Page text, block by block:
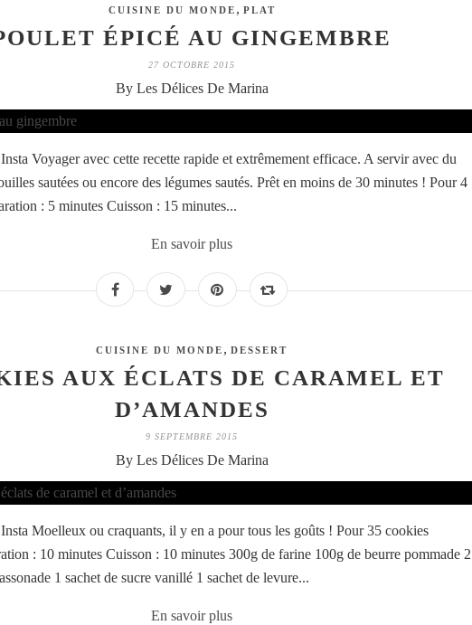
CUISINE DU MONDE , PLAT
ÉPICÉ AU GINGEMBRE
27 OCTOBRE 2015
By Les Délices De Marina
Voyager avec cette recette rapide et extrêmement efficace. A servir avec du
sautées ou encore des légumes sautés. Prêt en moins de 30 minutes ! Pour 4
: 5 minutes Cuisson : 15 minutes...
En savoir plus
CUISINE DU MONDE , DESSERT
AUX ÉCLATS DE CARAMEL ET
D’AMANDES
9 SEPTEMBRE 2015
By Les Délices De Marina
Moelleux ou craquants, il y en a pour tous les goûts ! Pour 35 cookies
: 10 minutes Cuisson : 10 minutes 300g de farine 100g de beurre pommade 2
1 sachet de sucre vanillé 1 sachet de levure...
En savoir plus